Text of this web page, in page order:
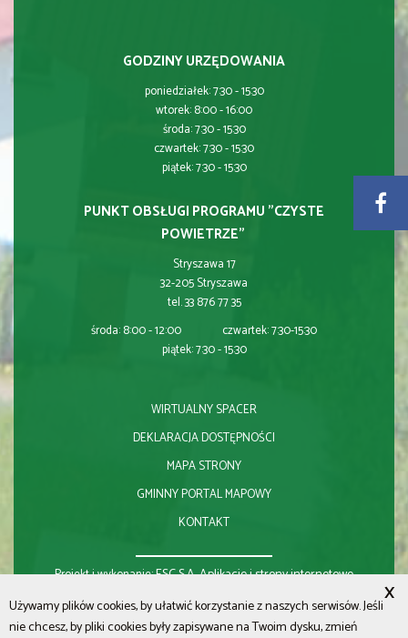
GODZINY URZĘDOWANIA
poniedziałek: 7:30 - 15:30
wtorek: 8:00 - 16:00
środa: 7:30 - 15:30
czwartek: 7:30 - 15:30
piątek: 7:30 - 15:30
PUNKT OBSŁUGI PROGRAMU "CZYSTE
POWIETRZE"
Stryszawa 17
32-205 Stryszawa
tel. 33 876 77 35
środa: 8:00 - 12:00 czwartek: 7:30-15:30
piątek: 7:30 - 15:30
WIRTUALNY SPACER
DEKLARACJA DOSTĘPNOŚCI
MAPA STRONY
GMINNY PORTAL MAPOWY
KONTAKT
Projekt i wykonanie:ESC S.A.Aplikacje i strony internetowe
Używamy plików cookies, by ułatwić korzystanie z naszych serwisów. Jeśli
nie chcesz, by pliki cookies były zapisywane na Twoim dysku, zmień
X